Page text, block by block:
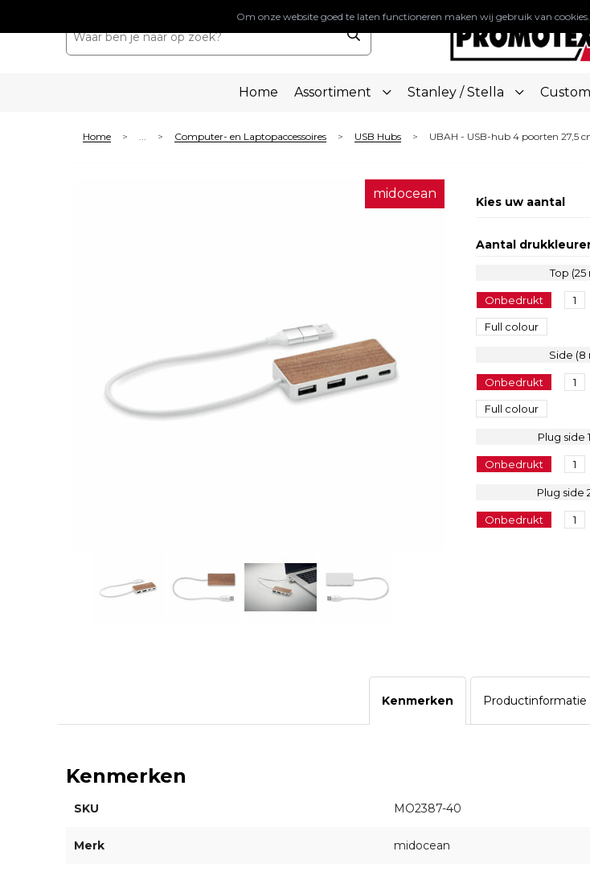
Home Assortiment Stanley / Stella
Home > ... > Computer- en Laptopaccessoires > USB Hubs > UBAH - USB-hub 4 poorten 27,5
midocean
Kies uw aantal
Aantal
Top
Onbedrukt 1
Full colour
Side (8
Onbedrukt 1
Full colour
Plug side
Onbedrukt 1
Plug side
Onbedrukt 1
Kenmerken Productinformatie
Kenmerken
SKU MO2387-40
Merk midocean
Om onze website goed te laten functioneren maken wij gebruik van cookies.